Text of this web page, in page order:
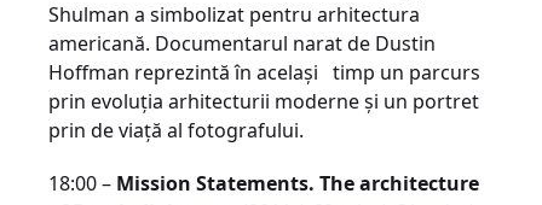
Shulman a simbolizat pentru arhitectura
americană. Documentarul narat de Dustin
Hoffman reprezintă în același timp un parcurs
prin evoluția arhitecturii moderne și un portret
prin de viață al fotografului.
18:00 – Mission Statements. The architecture